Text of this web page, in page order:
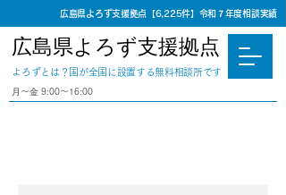
広島県よろず支援拠点【6,225件】令和７年度相談実績
広島県よろず支援拠点
​よろずとは？国が全国に設置する無料相談所です
⽉〜⾦ 9:00〜16:00